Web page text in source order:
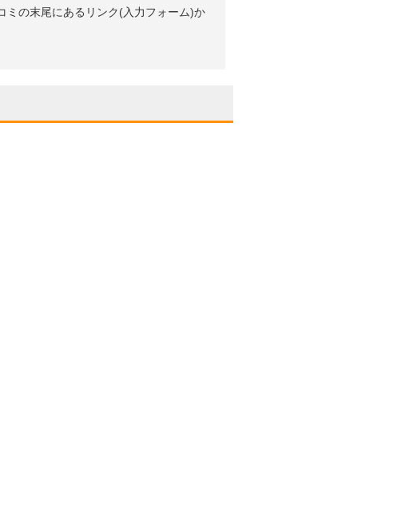
ミの末尾にあるリンク(入力フォーム)か